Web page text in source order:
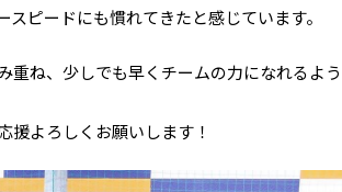
ピードにも慣れてきたと感じています。
重ね、少しでも早くチームの力になれるよう
援よろしくお願いします！